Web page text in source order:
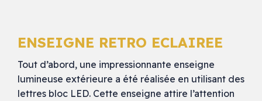
ENSEIGNE RETRO ECLAIREE
Tout d’abord, une impressionnante enseigne
lumineuse extérieure a été réalisée en utilisant des
lettres bloc LED. Cette enseigne attire l’attention